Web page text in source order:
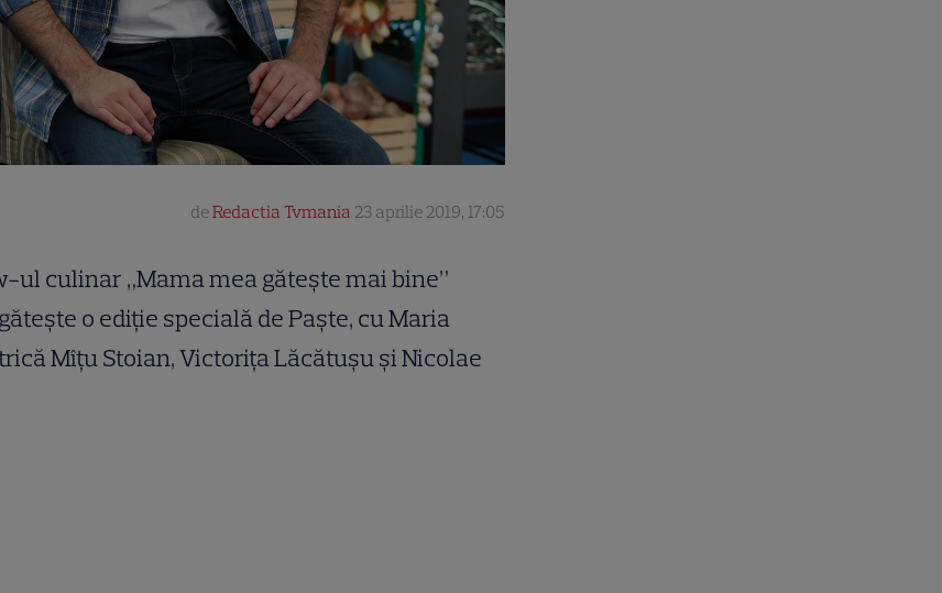
deRedactia Tvmania 23 aprilie 2019, 17:05
ul culinar „Mama mea gătește mai bine”
o ediție specială de Paște, cu Maria
Mîțu Stoian, Victorița Lăcătușu și Nicolae